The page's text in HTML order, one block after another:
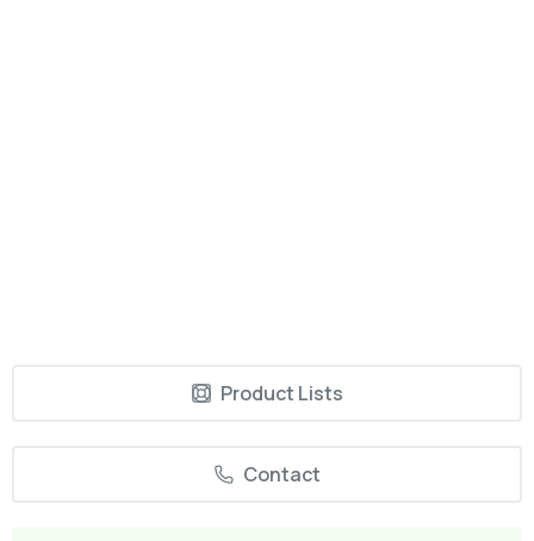
Product Lists
Contact